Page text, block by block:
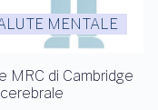
MENTALE
MRC di Cambridge